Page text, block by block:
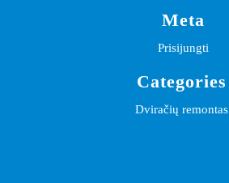
Meta
Prisijungti
Categories
Dviračių remontas